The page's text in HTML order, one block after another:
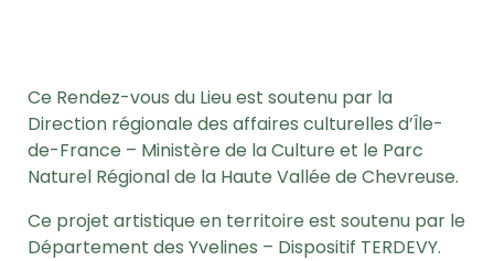
Ce Rendez-vous du Lieu est soutenu par la
Direction régionale des affaires culturelles d’Île-
de-France – Ministère de la Culture et le Parc
Naturel Régional de la Haute Vallée de Chevreuse.
Ce projet artistique en territoire est soutenu par le
Département des Yvelines – Dispositif TERDEVY.